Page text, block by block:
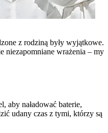
z rodziną były wyjątkowe.
niezapomniane wrażenia – my
aby naładować baterie,
udany czas z tymi, którzy są